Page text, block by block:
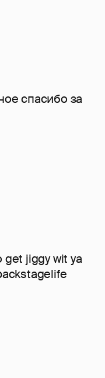
спасибо за
jiggy wit ya